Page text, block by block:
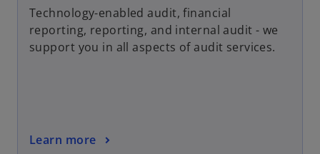
Technology-enabled audit, financial
reporting, reporting, and internal audit - we
support you in all aspects of audit services.
Learn more